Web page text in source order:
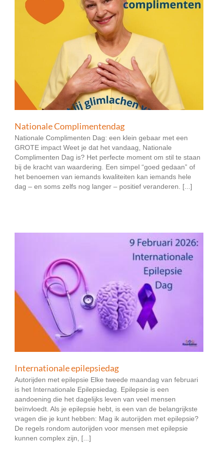
Nationale Complimentendag
Nationale Complimenten Dag: een klein gebaar met een
GROTE impact Weet je dat het vandaag, Nationale
Complimenten Dag is? Het perfecte moment om stil te staan
bij de kracht van waardering. Een simpel “goed gedaan” of
het benoemen van iemands kwaliteiten kan iemands hele
dag – en soms zelfs nog langer – positief veranderen. [...]
Internationale epilepsiedag
Autorijden met epilepsie Elke tweede maandag van februari
is het Internationale Epilepsiedag. Epilepsie is een
aandoening die het dagelijks leven van veel mensen
beïnvloedt. Als je epilepsie hebt, is een van de belangrijkste
vragen die je kunt hebben: Mag ik autorijden met epilepsie?
De regels rondom autorijden voor mensen met epilepsie
kunnen complex zijn, [...]